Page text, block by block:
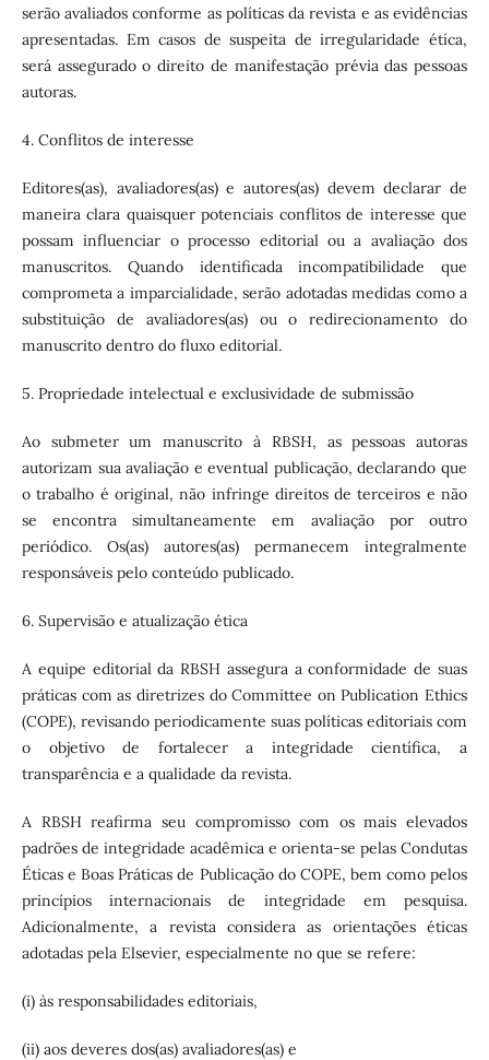
serão avaliados conforme as políticas da revista e as evidências
apresentadas. Em casos de suspeita de irregularidade ética,
será assegurado o direito de manifestação prévia das pessoas
autoras.
4. Conflitos de interesse
Editores(as), avaliadores(as) e autores(as) devem declarar de
maneira clara quaisquer potenciais conflitos de interesse que
possam influenciar o processo editorial ou a avaliação dos
manuscritos. Quando identificada incompatibilidade que
comprometa a imparcialidade, serão adotadas medidas como a
substituição de avaliadores(as) ou o redirecionamento do
manuscrito dentro do fluxo editorial.
5. Propriedade intelectual e exclusividade de submissão
Ao submeter um manuscrito à RBSH, as pessoas autoras
autorizam sua avaliação e eventual publicação, declarando que
o trabalho é original, não infringe direitos de terceiros e não
se encontra simultaneamente em avaliação por outro
periódico. Os(as) autores(as) permanecem integralmente
responsáveis pelo conteúdo publicado.
6. Supervisão e atualização ética
A equipe editorial da RBSH assegura a conformidade de suas
práticas com as diretrizes do Committee on Publication Ethics
(COPE), revisando periodicamente suas políticas editoriais com
o objetivo de fortalecer a integridade científica, a
transparência e a qualidade da revista.
A RBSH reafirma seu compromisso com os mais elevados
padrões de integridade acadêmica e orienta-se pelas Condutas
Éticas e Boas Práticas de Publicação do COPE, bem como pelos
princípios internacionais de integridade em pesquisa.
Adicionalmente, a revista considera as orientações éticas
adotadas pela Elsevier, especialmente no que se refere:
(i) às responsabilidades editoriais,
(ii) aos deveres dos(as) avaliadores(as) e